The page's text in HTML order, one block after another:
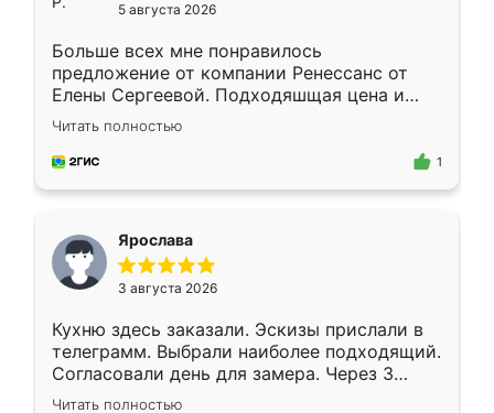
5 августа 2026
Больше всех мне понравилось
предложение от компании Ренессанс от
Елены Сергеевой. Подходяшщая цена и
короткие сроки изготовления. Приехавший
для замера сотрудник Владислав
предложил по моему эскизу самый
Читать полностью
1
Ярослава
3 августа 2026
Кухню здесь заказали. Эскизы прислали в
телеграмм. Выбрали наиболее подходящий.
Согласовали день для замера. Через 3
недели кухня была уже готова. Остались
Читать полностью